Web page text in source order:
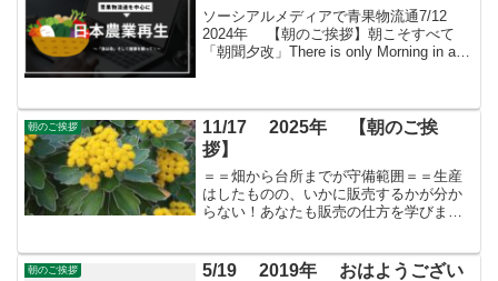
ソーシアルメディアで青果物流通7/12
2024年 【朝のご挨拶】朝こそすべて
「朝聞夕改」There is only Morning in all
局...
朝のご挨拶
11/17 2025年 【朝のご挨
拶】
＝＝畑から台所までが守備範囲＝＝生産
はしたものの、いかに販売するかが分か
らない！あなたも販売の仕方を学びませ
朝のご挨拶
5/19 2019年 おはようござい